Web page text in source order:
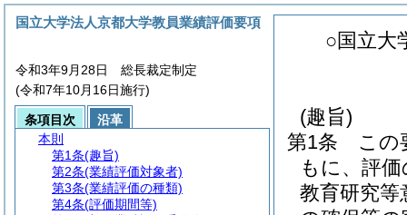
○国立大
(趣旨)
第1条
この
もに、評
教育研究
国立大学法人京都大学教員業績評価要項
令和3年9月28日 総長裁定制定
(令和7年10月16日施行)
条項目次
沿革
本則
第1条(趣旨)
第2条(業績評価対象者)
第3条(業績評価の種類)
第4条(評価期間等)